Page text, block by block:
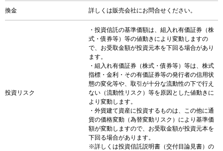
換金 詳しくは販売会社にお問合せください。
投資リスク
・投資信託の基準価額は、組入れ有価証券（株
式・債券等）等の値動きにより変動しますの
で、お受取金額が投資元本を下回る場合があり
ます。
・組入れ有価証券（株式・債券等）等は、株式
指標・金利・その有価証券等の発行者の信用状
態の変化等や、取引が十分な流動性の下で行え
ない（流動性リスク）等を原因とした値動きに
より変動します。
・外貨建て資産に投資するものは、この他に通
貨の価格変動（為替変動リスク）により基準価
額が変動しますので、お受取金額が投資元本を
下回る場合があります。
※詳しくは投資信託説明書（交付目論見書）の